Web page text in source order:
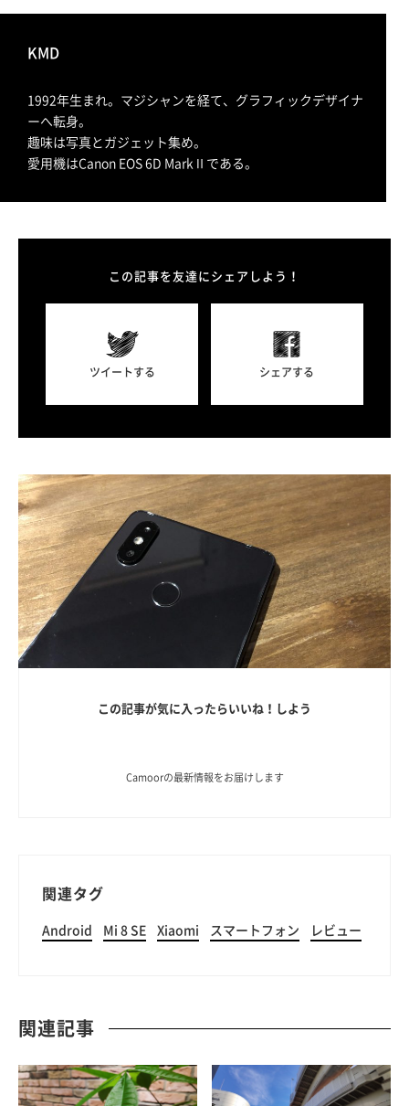
KMD
1992年生まれ。マジシャンを経て、グラフィックデザイナ
ーへ転身。
趣味は写真とガジェット集め。
愛用機はCanon EOS 6D MarkⅡである。
この記事を友達にシェアしよう！
ツイートする シェアする
この記事が気に入ったらいいね！しよう
Camoorの最新情報をお届けします
関連タグ
Android Mi 8 SE Xiaomi スマートフォン レビュー
関連記事